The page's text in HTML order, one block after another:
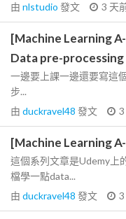
由 nlstudio 發文 3 天
[Machine Learning
Data pre-processing
一邊要上課一邊還要寫這
步...
由 duckravel48 發文
[Machine Learning
這個系列文章是Udemy上
檔學一點data...
由 duckravel48 發文